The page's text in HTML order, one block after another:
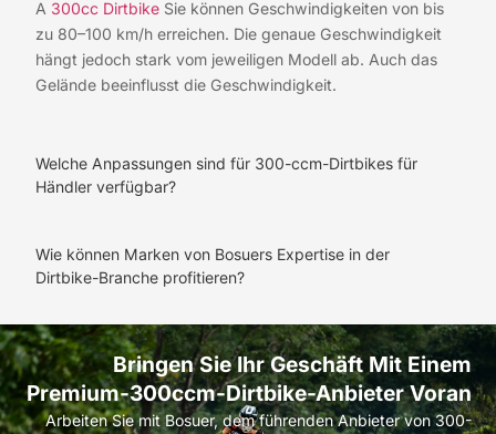
A 300cc Dirtbike Sie können Geschwindigkeiten von bis
zu 80–100 km/h erreichen. Die genaue Geschwindigkeit
hängt jedoch stark vom jeweiligen Modell ab. Auch das
Gelände beeinflusst die Geschwindigkeit.
Welche Anpassungen sind für 300-ccm-Dirtbikes für
Händler verfügbar?
Wie können Marken von Bosuers Expertise in der
Dirtbike-Branche profitieren?
Bringen Sie Ihr Geschäft Mit Einem
Premium-300ccm-Dirtbike-Anbieter Voran
Arbeiten Sie mit Bosuer, dem führenden Anbieter von 300-